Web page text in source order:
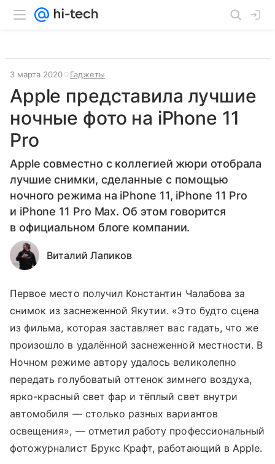
3 марта 2020 Гаджеты
Apple представила лучшие
ночные фото на iPhone 11
Pro
Apple совместно с коллегией жюри отобрала
лучшие снимки, сделанные с помощью
ночного режима на iPhone 11, iPhone 11 Pro
и iPhone 11 Pro Max. Об этом говорится
в официальном блоге компании.
Виталий Лапиков
Первое место получил Константин Чалабова за
снимок из заснеженной Якутии. «Это будто сцена
из фильма, которая заставляет вас гадать, что же
произошло в удалённой заснеженной местности. В
Ночном режиме автору удалось великолепно
передать голубоватый оттенок зимнего воздуха,
ярко-красный свет фар и тёплый свет внутри
автомобиля — столько разных вариантов
освещения», — отметил работу профессиональный
фотожурналист Брукс Крафт, работающий в Apple.